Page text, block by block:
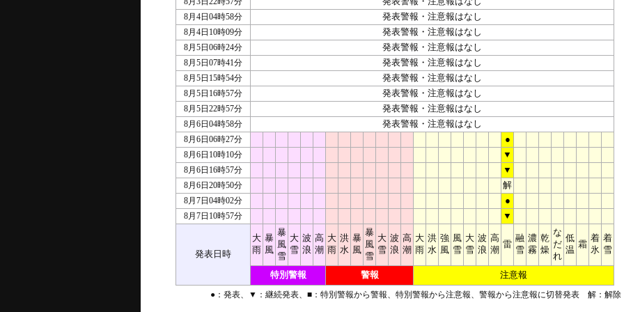
8月4日04時58分
発表警報・注意報はなし
8月4日10時09分
発表警報・注意報はなし
8月5日06時24分
発表警報・注意報はなし
8月5日07時41分
発表警報・注意報はなし
8月5日15時54分
発表警報・注意報はなし
8月5日16時57分
発表警報・注意報はなし
8月5日22時57分
発表警報・注意報はなし
8月6日04時58分
発表警報・注意報はなし
8月6日06時27分
●
8月6日10時10分
▼
8月6日16時57分
▼
8月6日20時50分
解
8月7日04時02分
●
8月7日10時57分
▼
発表日時
大
雨
暴
風
暴
風
雪
大
雪
波
浪
高
潮
大
雨
洪
水
暴
風
暴
風
雪
大
雪
波
浪
高
潮
大
雨
洪
水
強
風
風
雪
大
雪
波
浪
高
潮
雷
融
雪
濃
霧
乾
燥
な
だ
れ
低
温
霜
着
氷
着
雪
特別警報 警報
注意報
●：発表、▼：継続発表、■：特別警報から警報、特別警報から注意報、警報から注意報に切替発表 解：解除